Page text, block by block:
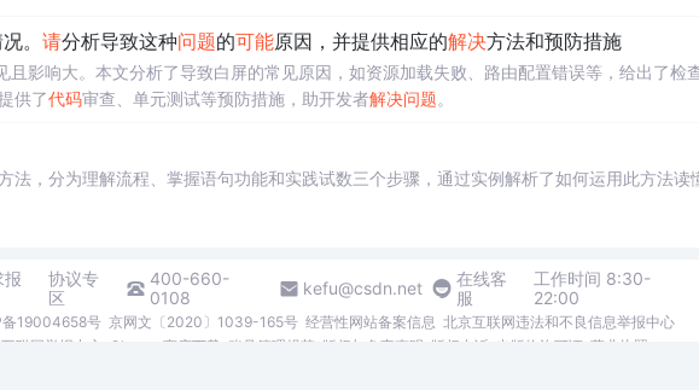
。 请分析导致这种问题的可能原因，并提供相应的解决方法和预防措施
且影响大。本文分析了导致白屏的常见原因，如资源加载失败、路由配置错误等，给出了检
供了代码审查、单元测试等预防措施，助开发者解决问题。
法，分为理解流程、掌握语句功能和实践试数三个步骤，通过实例解析了如何运用此方法读
报
协议专
区
400-660-
0108
kefu@csdn.net
在线客
服
工作时间 8:30-
22:00
备19004658号 京网文〔2020〕1039-165号 经营性网站备案信息 北京互联网违法和不良信息举报中心
互联网举报中心 Chrome商店下载 账号管理规范 版权与免责声明 版权申诉 出版物许可证 营业执照